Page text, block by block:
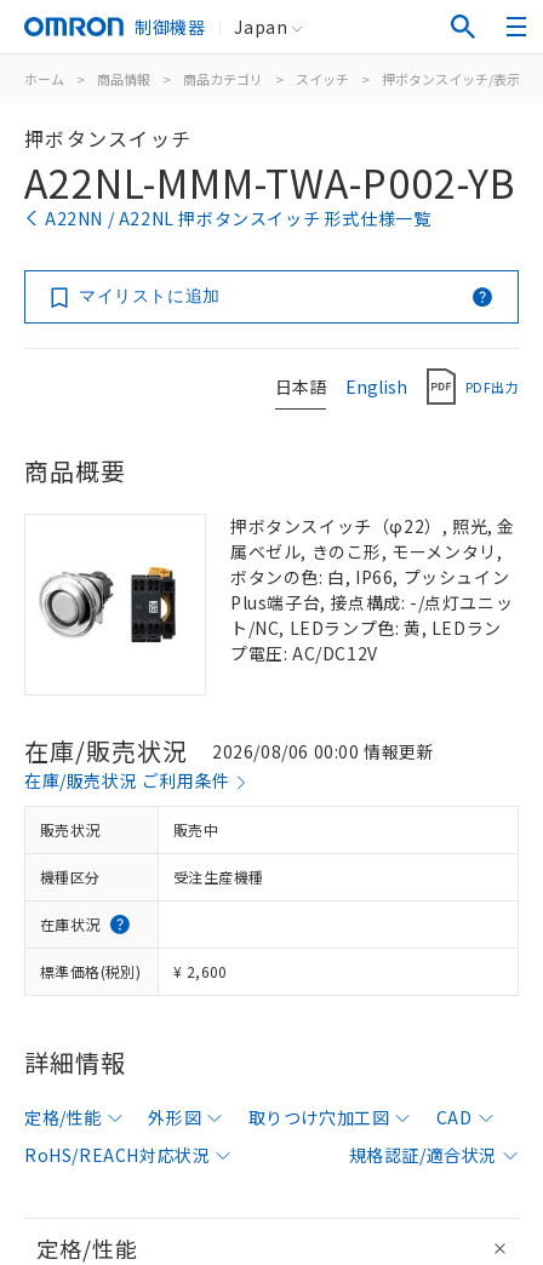
制御機器 Japan
ホーム > 商品情報 > 商品カテゴリ > スイッチ > 押ボタンスイッチ/表示灯
押ボタンスイッチ
A22NL-MMM-TWA-P002-YB
A22NN / A22NL 押ボタンスイッチ 形式仕様一覧
マイリストに追加
日本語 English PDF出力
商品概要
押ボタンスイッチ（φ22）, 照光, 金
属ベゼル, きのこ形, モーメンタリ,
ボタンの色: 白, IP66, プッシュイン
Plus端子台, 接点構成: -/点灯ユニッ
ト/NC, LEDランプ色: 黄, LEDラン
プ電圧: AC/DC12V
在庫/販売状況
2026/08/06 00:00 情報更新
在庫/販売状況 ご利用条件
販売状況 販売中
機種区分 受注生産機種
在庫状況
標準価格(税別) ¥ 2,600
詳細情報
定格/性能 外形図 取りつけ穴加工図
CAD
RoHS/REACH対応状況
規格認証/適合状況
定格/性能